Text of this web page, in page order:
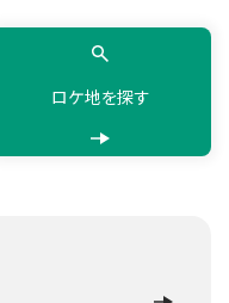
ロケ地を探す